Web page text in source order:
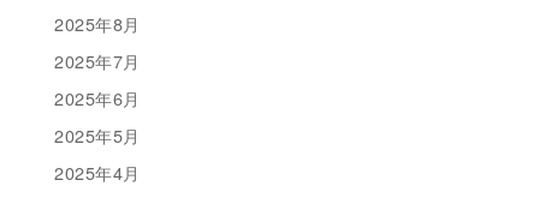
2025年8月
2025年7月
2025年6月
2025年5月
2025年4月